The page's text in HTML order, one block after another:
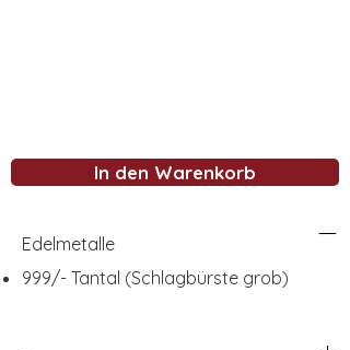
In den Warenkorb
Edelmetalle
999/- Tantal (Schlagbürste grob)